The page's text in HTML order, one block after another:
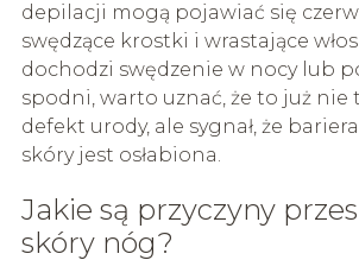
depilacji mogą pojawiać się
swędzące krostki i wrastające
dochodzi swędzenie w nocy lub
spodni, warto uznać, że to już nie
defekt urody, ale sygnał, że
skóry jest osłabiona.
Jakie są przyczyny
skóry nóg?